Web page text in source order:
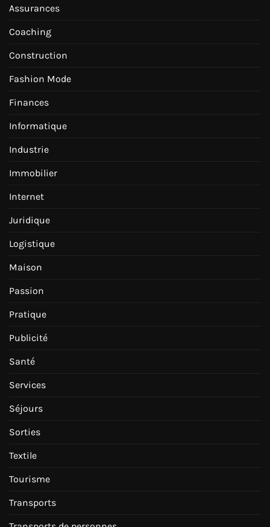
Assurances
Coaching
Construction
Fashion Mode
Finances
Informatique
Industrie
Immobilier
Internet
Juridique
Logistique
Maison
Passion
Pratique
Publicité
Santé
Services
Séjours
Sorties
Textile
Tourisme
Transports